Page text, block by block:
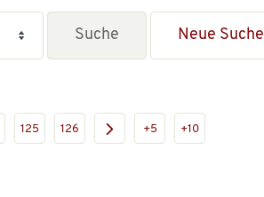
Neue Suche
125 126 +5 +10